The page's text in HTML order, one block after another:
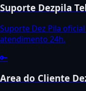
Suporte Dezpila
Suporte Dez Pila
atendimento 24h.
🔑
Area do Cliente